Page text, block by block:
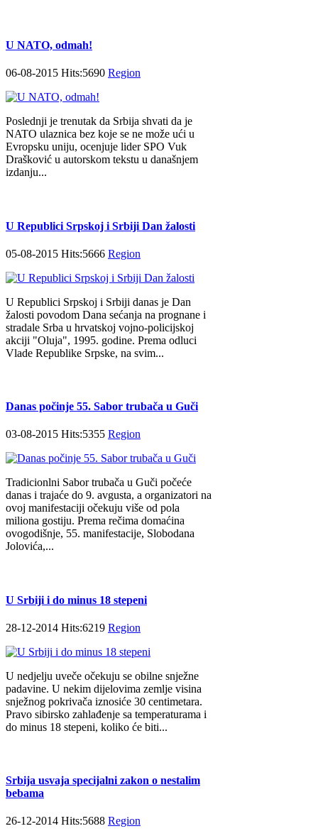
U NATO, odmah!
06-08-2015 Hits:5690 Region
Poslednji je trenutak da Srbija shvati da je
NATO ulaznica bez koje se ne može ući u
Evropsku uniju, ocenjuje lider SPO Vuk
Drašković u autorskom tekstu u današnjem
izdanju...
U Republici Srpskoj i Srbiji Dan žalosti
05-08-2015 Hits:5666 Region
U Republici Srpskoj i Srbiji danas je Dan
žalosti povodom Dana sećanja na prognane i
stradale Srba u hrvatskoj vojno-policijskoj
akciji "Oluja", 1995. godine. Prema odluci
Vlade Republike Srpske, na svim...
Danas počinje 55. Sabor trubača u Guči
03-08-2015 Hits:5355 Region
Tradicionlni Sabor trubača u Guči počeće
danas i trajaće do 9. avgusta, a organizatori na
ovoj manifestaciji očekuju više od pola
miliona gostiju. Prema rečima domaćina
ovogodišnje, 55. manifestacije, Slobodana
Jolovića,...
U Srbiji i do minus 18 stepeni
28-12-2014 Hits:6219 Region
U nedjelju uveče očekuju se obilne snježne
padavine. U nekim dijelovima zemlje visina
snježnog pokrivača iznosiće 30 centimetara.
Pravo sibirsko zahlađenje sa temperaturama i
do minus 18 stepeni, koliko će biti...
Srbija usvaja specijalni zakon o nestalim
bebama
26-12-2014 Hits:5688 Region